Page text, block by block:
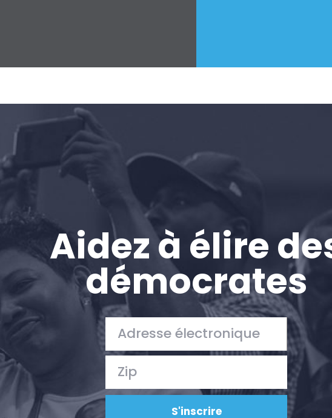
Shop
Take Back the Courts
Travailler avec nous
Action
Vote
Faire un don
Aidez à élire
démocrates